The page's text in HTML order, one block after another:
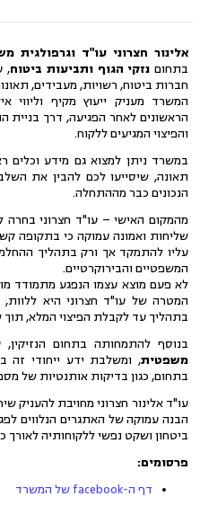
אלינור חצרוני עו"ד וגרפולגית
בתחום נזקי הגוף ותביעות ביטוח,
חברות ביטוח, רשויות, מעבידים,
המשרד מעניק ייעוץ מקיף
הראשונים לאחר הפגיעה, דרך בניית
והפיצוי המגיעים ללקוח.
במשרד ניתן למצוא גם מידע וכלים
תאונה, שיסייעו לכם להבין את
הנכונים כבר מההתחלה.
מהמקום האישי – עו"ד חצרוני
שליחות ואמונה עמוקה כי בתקופה
עליו להתמקד אך ורק בתהליך
המשפטיים והבירוקרטיים.
לא פעם מוצא עצמו הנפגע מתמודד
המטרה של עו"ד חצרוני היא
בתהליך עד לקבלת הפיצוי המלא, תוך
בנוסף להתמחותה בתחום
משפטית, ומשלבת ידע ייחודי זה
בתחום, כגון בדיקות אותנטיות של
עו"ד אלינור חצרוני מחויבת להעניק
הבנה עמוקה של האתגרים הנלווים
ביטחון ושקט נפשי ללקוחותיה לאורך
פרסומים:
דף ה-facebook של המשרד